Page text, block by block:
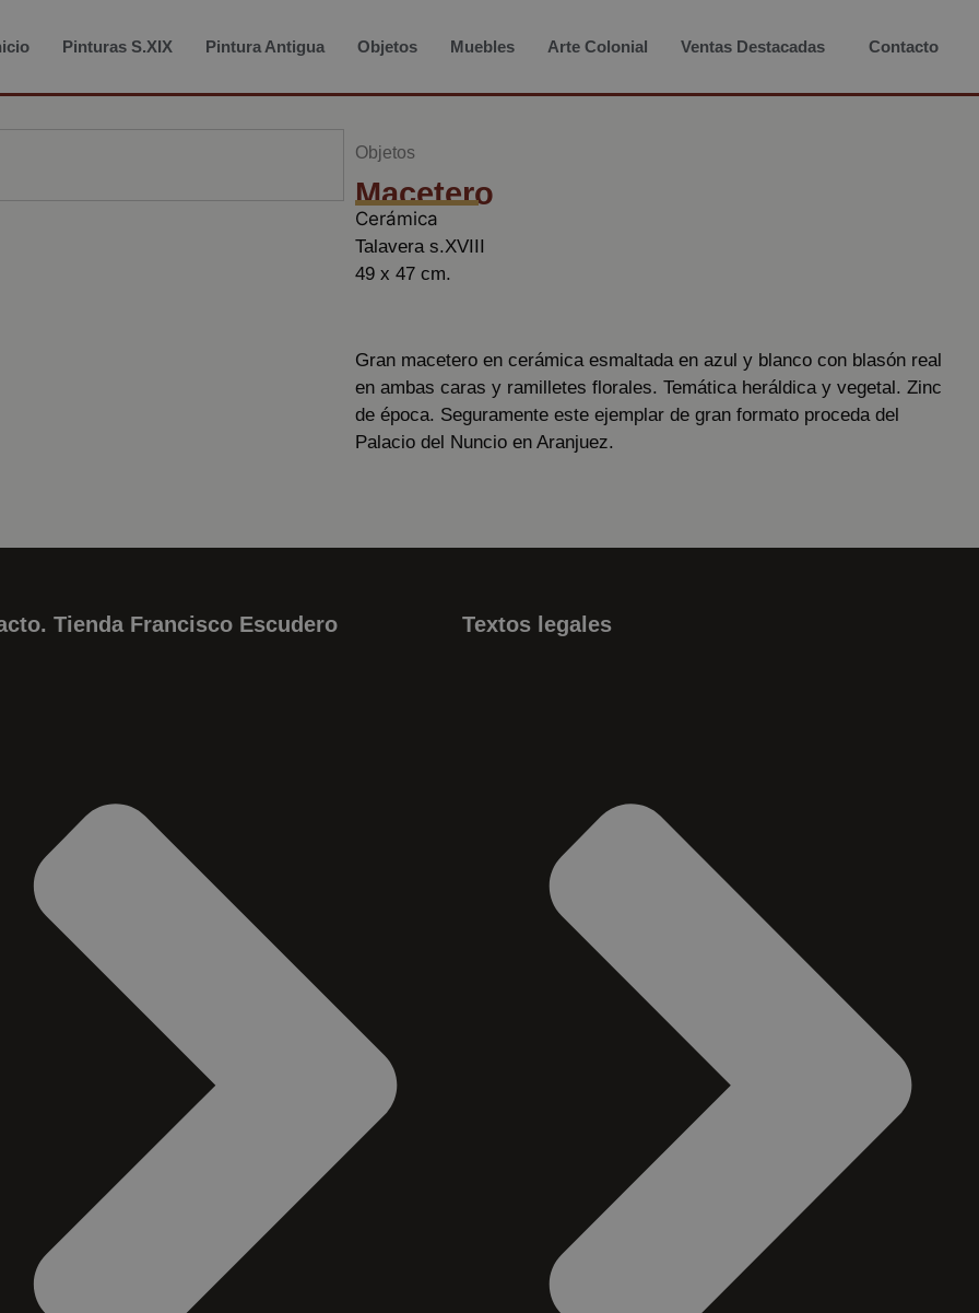
Pinturas S.XIX Pintura Antigua Objetos Muebles Arte Colonial Ventas Destacadas Contacto
Objetos
Macetero
Cerámica
Talavera s.XVIII
49 x 47 cm.
Gran macetero en cerámica esmaltada en azul y blanco con blasón real
en ambas caras y ramilletes florales. Temática heráldica y vegetal. Zinc
de época. Seguramente este ejemplar de gran formato proceda del
Palacio del Nuncio en Aranjuez.
Tienda Francisco Escudero Textos legales